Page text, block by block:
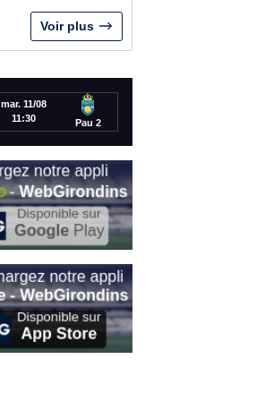
Voir plus
mar. 11/08
11:30
Pau 2